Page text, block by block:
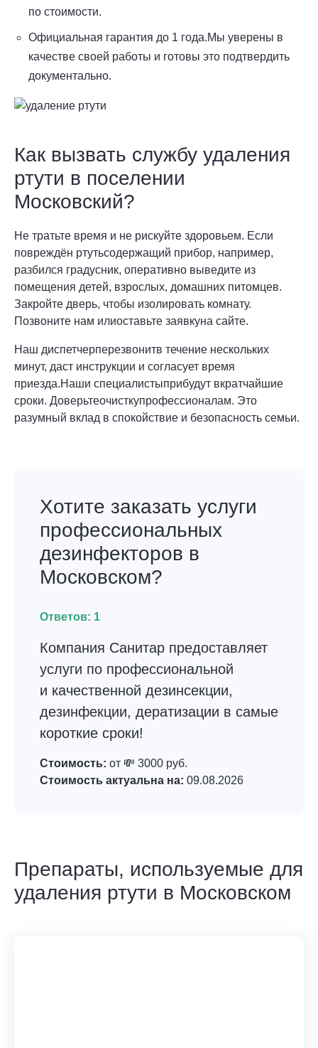
по стоимости.
Официальная гарантия до 1 года.Мы уверены в
качестве своей работы и готовы это подтвердить
документально.
Как вызвать службу удаления
ртути в поселении
Московский?
Не тратьте время и не рискуйте здоровьем. Если
повреждён ртутьсодержащий прибор, например,
разбился градусник, оперативно выведите из
помещения детей, взрослых, домашних питомцев.
Закройте дверь, чтобы изолировать комнату.
Позвоните нам илиоставьте заявкуна сайте.
Наш диспетчерперезвонитв течение нескольких
минут, даст инструкции и согласует время
приезда.Наши специалистыприбудут вкратчайшие
сроки. Доверьтеочисткупрофессионалам. Это
разумный вклад в спокойствие и безопасность семьи.
Хотите заказать услуги
профессиональных
дезинфекторов в
Московском?
Ответов: 1
Компания Санитар предоставляет
услуги по профессиональной
и качественной дезинсекции,
дезинфекции, дератизации в самые
короткие сроки!
Стоимость: от 💸 3000 руб.
Стоимость актуальна на: 09.08.2026
Препараты, используемые для
удаления ртути в Московском